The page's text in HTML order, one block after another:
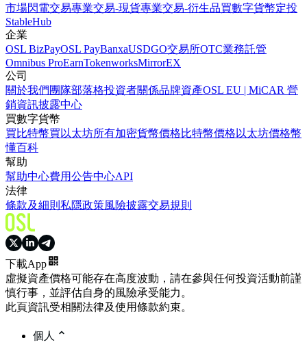
市場閃電交易專業交易-現貨專業交易-衍生品買數字貨幣定投
StableHub
企業
OSL BizPayOSL PayBanxaUSDGO交易所OTC業務託管
Omnibus ProEarnTokenworksMirrorEX
公司
關於我們 團隊部落格投資者關係品牌資產OSL EU | MiCAR 營
銷資訊披露中心
買數字貨幣
買比特幣買以太坊所有加密貨幣價格比特幣價格 以太坊價格幣
懂百科
幫助
幫助中心費用公告中心API
法律
條款及細則 私隱政策風險披露交易規則
下載App
虛擬資產價格可能存在高度波動，請在參與任何投資活動前謹
慎行事，並評估自身的風險承受能力。
此頁資訊受相關法律及使用條款約束。
個人